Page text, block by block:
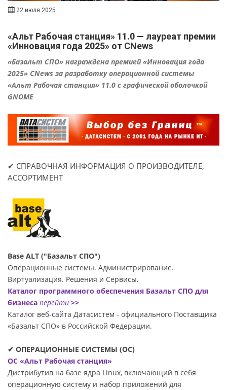
22 июля 2025
«Альт Рабочая станция» 11.0 — лауреат премии
«Инновация года 2025» от CNews
«Базальт СПО» награждена премией «Инновация года
2025» CNews за разработку операционной системы
«Альт Рабочая станция» 11.0 с графической оболочкой
GNOME
✔ СПРАВОЧНАЯ ИНФОРМАЦИЯ О ПРОИЗВОДИТЕЛЕ,
АССОРТИМЕНТ
Base ALT ("Базальт СПО")
Операционные системы. Администрирование.
Виртуализация. Решения и Сервисы.
Каталог программного обеспечения Базальт СПО для
бизнеса перейти >>
Каталог веб-сайта Датасиcтем - официального Поставщика
«Базальт СПО» в Российской Федерации.
✔ ОПЕРАЦИОННЫЕ СИСТЕМЫ (ОС)
ОС «Альт Рабочая станция»
Дистрибутив на базе ядра Linux, включающий в себя
операционную систему и набор приложений для